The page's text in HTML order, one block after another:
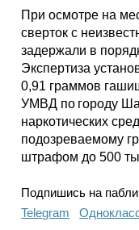
При осмотре на
сверток с
задержали в
Экспертиза
0,91 граммов
УМВД по городу
наркотических
подозреваемому
штрафом до 500
Подпишись на
Telegram